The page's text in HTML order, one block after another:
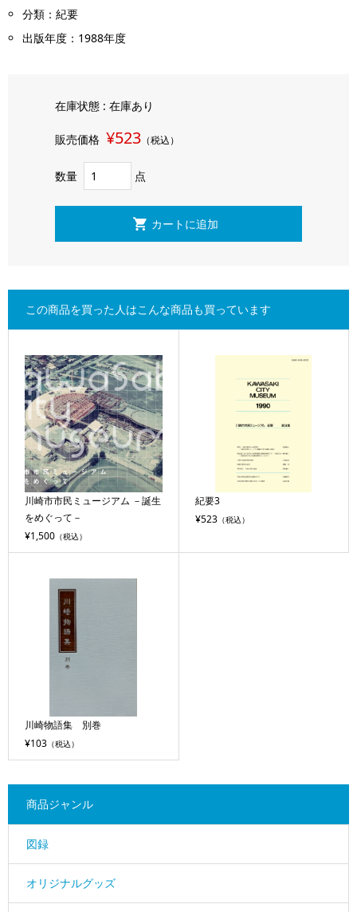
分類：紀要
出版年度：1988年度
在庫状態 : 在庫あり
販売価格 ¥523（税込）
数量 点
この商品を買った人はこんな商品も買っています
川崎市市民ミュージアム －誕生
をめぐって－
¥1,500 （税込）
紀要3
¥523（税込）
川崎物語集 別巻
¥103 （税込）
商品ジャンル
図録
オリジナルグッズ